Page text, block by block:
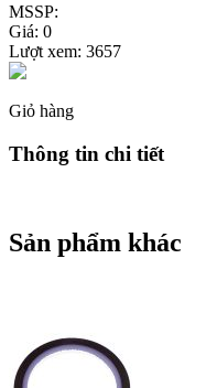
MSSP:
Giá: 0
Lượt xem: 3657
Giỏ hàng
Thông tin chi tiết
Sản phẩm khác